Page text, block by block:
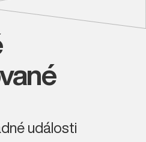
události